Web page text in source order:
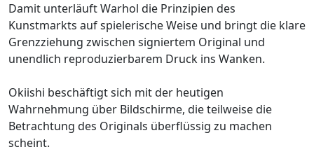
Damit unterläuft Warhol die Prinzipien des
Kunstmarkts auf spielerische Weise und bringt die klare
Grenzziehung zwischen signiertem Original und
unendlich reproduzierbarem Druck ins Wanken.
Okiishi beschäftigt sich mit der heutigen
Wahrnehmung über Bildschirme, die teilweise die
Betrachtung des Originals überflüssig zu machen
scheint.